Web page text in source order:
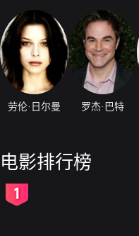
劳伦·日尔曼 罗杰·巴特
电影排行榜